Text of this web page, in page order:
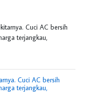
Cuci AC bersih
terjangkau,